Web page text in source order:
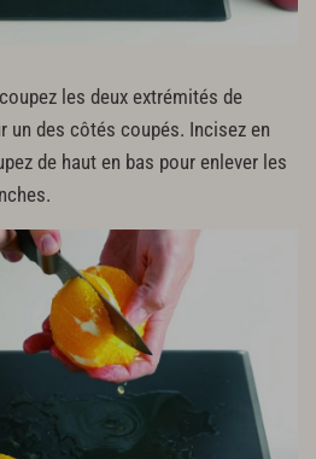
les deux extrémités de
un des côtés coupés. Incisez en
de haut en bas pour enlever les